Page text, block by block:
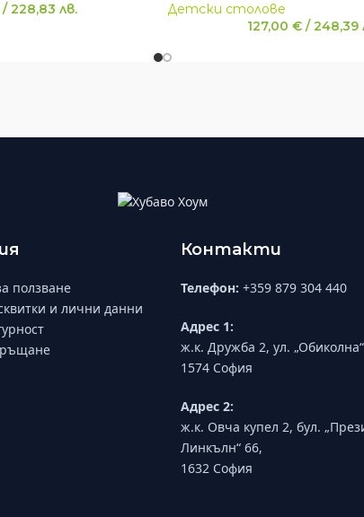
/228,83 лв.
Детски столове
127,00 € /248,39
ползване
и лични данни
Контакти
Телефон: +359 879 304 440
Адрес 1:
ж.к. Дружба 2, ул.
1574 София
Адрес 2:
ж.к. Овча купел 2, бул.
Линкълн“ 66,
1632 София